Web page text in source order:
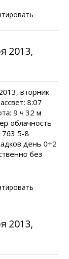
2013,
вторник
8:07
9 ч 32 м
облачность
763 5-8
день 0+2
без
2013,